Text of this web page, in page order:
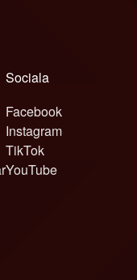
Sociala
Facebook
Instagram
TikTok
YouTube